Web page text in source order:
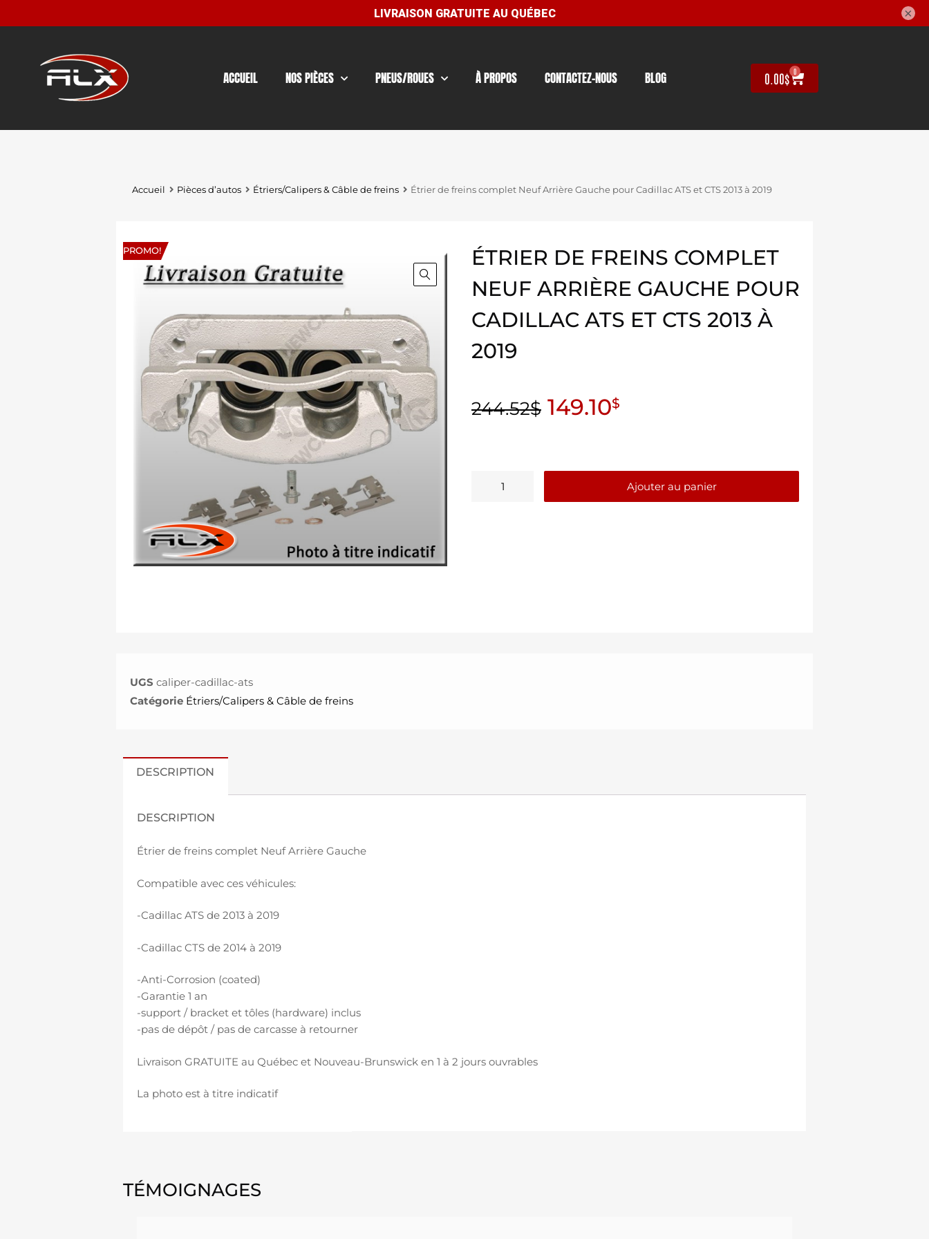
ACCUEIL NOS PIÈCES PNEUS/ROUES À PROPOS CONTACTEZ-NOUS BLOG 0.00$ 0
Accueil Pièces d’autos Étriers/Calipers & Câble de freins Étrier de freins complet Neuf Arrière Gauche pour Cadillac ATS et CTS 2013 à 2019
PROMO!
ÉTRIER DE FREINS COMPLET
NEUF ARRIÈRE GAUCHE POUR
CADILLAC ATS ET CTS 2013 À
2019
244.52$ 149.10$
Ajouter au panier
UGScaliper-cadillac-ats
Catégorie Étriers/Calipers & Câble de freins
DESCRIPTION
DESCRIPTION
Étrier de freins complet Neuf Arrière Gauche
Compatible avec ces véhicules:
-Cadillac ATS de 2013 à 2019
-Cadillac CTS de 2014 à 2019
-Anti-Corrosion (coated)
-Garantie 1 an
-support / bracket et tôles (hardware) inclus
-pas de dépôt / pas de carcasse à retourner
Livraison GRATUITE au Québec et Nouveau-Brunswick en 1 à 2 jours ouvrables
La photo est à titre indicatif
TÉMOIGNAGES
×